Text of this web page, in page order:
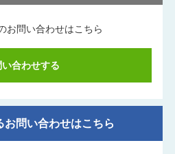
お問い合わせはこちら
い合わせする
お問い合わせはこちら